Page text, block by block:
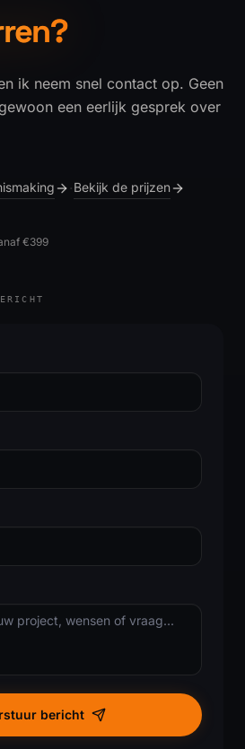
ik neem snel contact op. Geen
een eerlijk gesprek over
·Bekijk de prijzen
€399
bericht